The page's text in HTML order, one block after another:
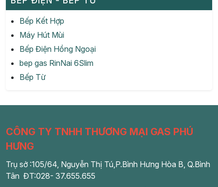
Bếp Kết Hợp
Máy Hút Mùi
Bếp Điện Hồng Ngoại
bep gas RinNai 6Slim
Bếp Từ
CÔNG TY TNHH THƯƠNG MẠI GAS PHÚ
HƯNG
Trụ sở :105/64, Nguyễn Thị Tú,P.Bình Hưng Hòa B, Q.Bình
Tân ĐT:028- 37.655.655